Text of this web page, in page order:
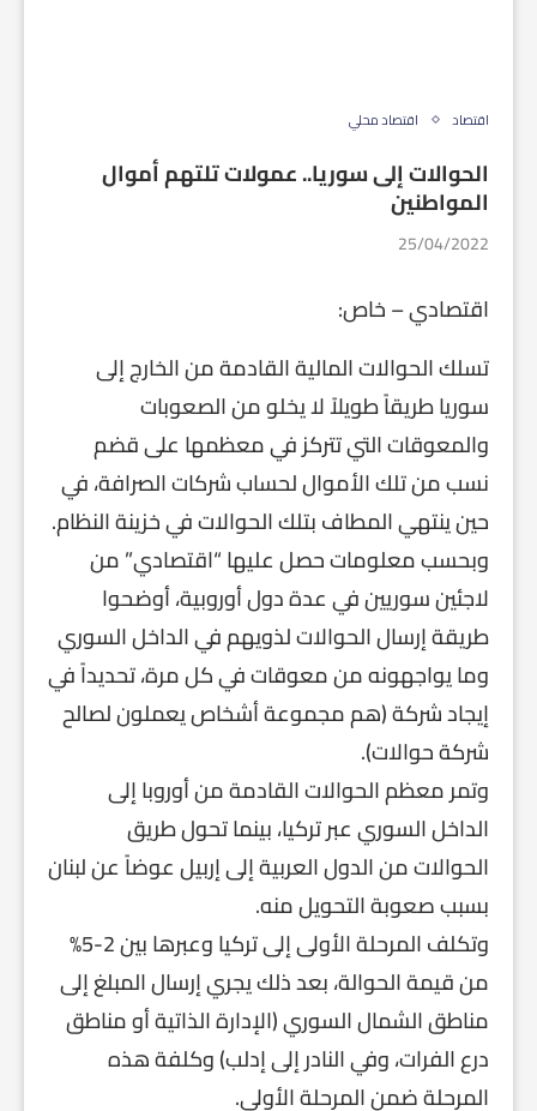
اقتصاد اقتصاد محلي
الحوالات إلى سوريا.. عمولات تلتهم أموال
المواطنين
25/04/2022
اقتصادي – خاص:
تسلك الحوالات المالية القادمة من الخارج إلى
سوريا طريقاً طويلاً لا يخلو من الصعوبات
والمعوقات التي تتركز في معظمها على قضم
نسب من تلك الأموال لحساب شركات الصرافة، في
حين ينتهي المطاف بتلك الحوالات في خزينة النظام.
وبحسب معلومات حصل عليها “اقتصادي” من
لاجئين سوريين في عدة دول أوروبية، أوضحوا
طريقة إرسال الحوالات لذويهم في الداخل السوري
وما يواجهونه من معوقات في كل مرة، تحديداً في
إيجاد شركة (هم مجموعة أشخاص يعملون لصالح
شركة حوالات).
وتمر معظم الحوالات القادمة من أوروبا إلى
الداخل السوري عبر تركيا، بينما تحول طريق
الحوالات من الدول العربية إلى إربيل عوضاً عن لبنان
بسبب صعوبة التحويل منه.
وتكلف المرحلة الأولى إلى تركيا وعبرها بين 2-5%
من قيمة الحوالة، بعد ذلك يجري إرسال المبلغ إلى
مناطق الشمال السوري (الإدارة الذاتية أو مناطق
درع الفرات، وفي النادر إلى إدلب) وكلفة هذه
المرحلة ضمن المرحلة الأولى.